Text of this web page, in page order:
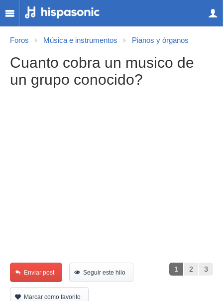
Foros Música e instrumentos Pianos y órganos
Cuanto cobra un musico de
un grupo conocido?
1 2 3
Enviar post Seguir este hilo
Marcar como favorito